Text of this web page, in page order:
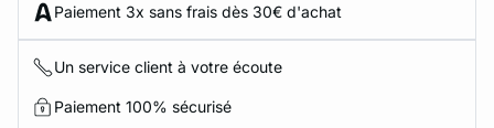
Paiement 3x sans frais dès 30€ d'achat
Un service client à votre écoute
Paiement 100% sécurisé